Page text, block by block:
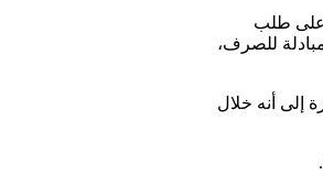
أيام بناء على طلب
و3.8 مليار درهم مقدمة في شكل مبادلة للصرف،
الحجم اليومي للمبادلات 3.1 ملايير درهم، مشيرة إلى أنه خلال